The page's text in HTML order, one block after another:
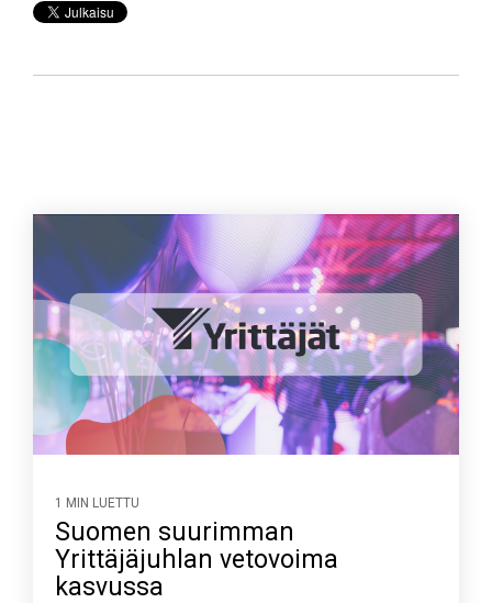
1 MIN LUETTU
Suomen suurimman
Yrittäjäjuhlan vetovoima
kasvussa